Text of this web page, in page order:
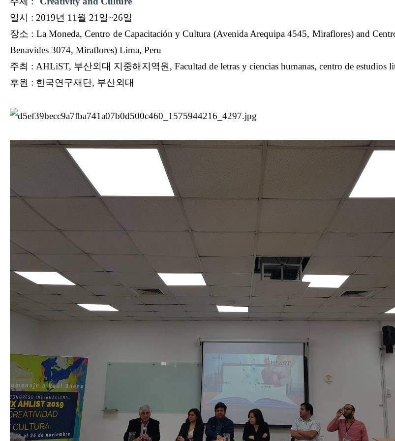
일시 : 2019년 11월 21일~26일
장소 : La Moneda, Centro de Capacitación y Cultura (Avenida Arequipa 4545, Miraflores) and
Benavides 3074, Miraflores) Lima, Peru
주최 : AHLiST, 부산외대 지중해지역원, Facultad de letras y ciencias humanas, centro de estudios
후원 : 한국연구재단, 부산외대